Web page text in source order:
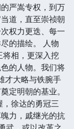
严嵩专权，到万
道，直至崇祯朝
权力更迭、每一
的描绘。 人物
相，更深入挖
的人物。我们将
才大略与铁腕手
定明朝的基业。
徐达的勇冠三
力，戚继光的抗